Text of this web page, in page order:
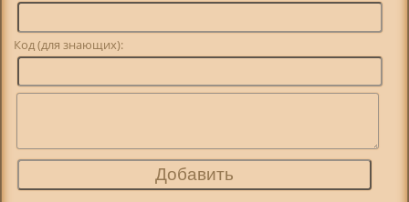
Код (для знающих):